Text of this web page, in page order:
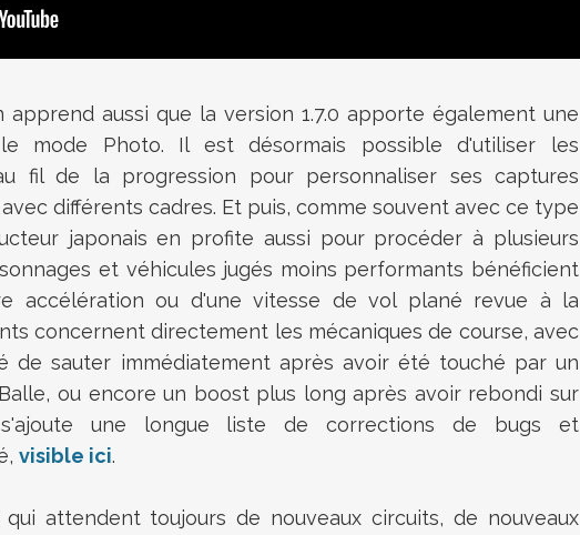
aussi que la version 1.7.0 apporte également une
mode Photo. Il est désormais possible d'utiliser les
fil de la progression pour personnaliser ses captures
différents cadres. Et puis, comme souvent avec ce type
japonais en profite aussi pour procéder à plusieurs
et véhicules jugés moins performants bénéficient
accélération ou d'une vitesse de vol plané revue à la
concernent directement les mécaniques de course, avec
de sauter immédiatement après avoir été touché par un
ou encore un boost plus long après avoir rebondi sur
une longue liste de corrections de bugs et
visible ici.
attendent toujours de nouveaux circuits, de nouveaux